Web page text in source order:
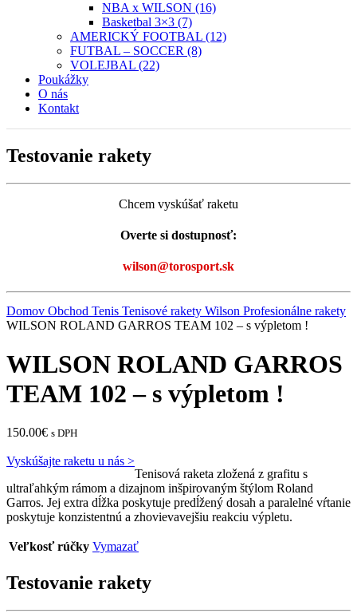
NBA x WILSON (16)
Basketbal 3×3 (7)
AMERICKÝ FOOTBAL (12)
FUTBAL – SOCCER (8)
VOLEJBAL (22)
Poukážky
O nás
Kontakt
Testovanie rakety
Chcem vyskúšať raketu
Overte si dostupnosť:
wilson@torosport.sk
Domov Obchod Tenis Tenisové rakety Wilson Profesionálne rakety
WILSON ROLAND GARROS TEAM 102 – s výpletom !
WILSON ROLAND GARROS
TEAM 102 – s výpletom !
150.00€ s DPH
Vyskúšajte raketu u nás >
Tenisová raketa zložená z grafitu s
ultraľahkým rámom a dizajnom inšpirovaným štýlom Roland
Garros. Jej extra dĺžka poskytuje predĺžený dosah a paralelné vŕtanie
poskytuje konzistentnú a zhovievavejšiu reakciu výpletu.
Veľkosť rúčky Vymazať
Testovanie rakety